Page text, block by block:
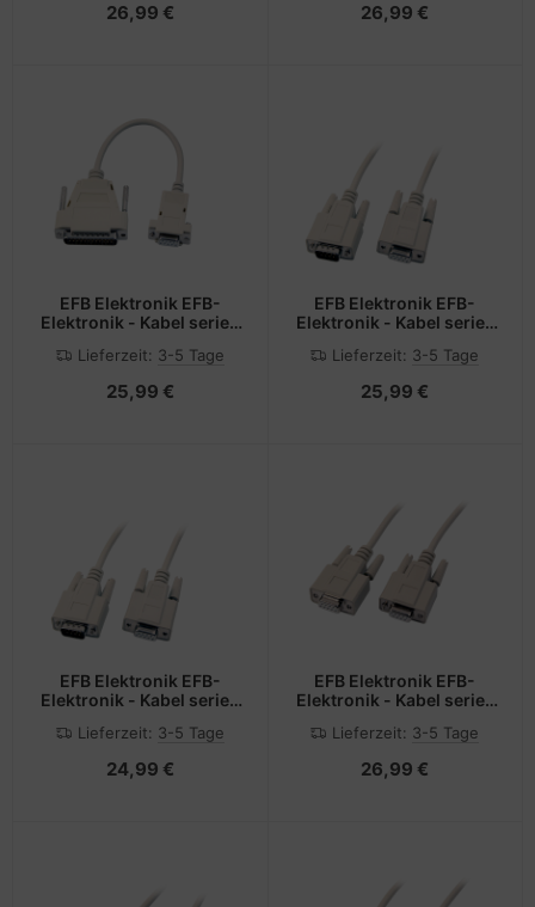
26,99 € 26,99 €
EFB Elektronik EFB-
Elektronik - Kabel seriell
Lieferzeit: 3-5 Tage
25,99 €
EFB Elektronik EFB-
Elektronik - Kabel seriell
Lieferzeit: 3-5 Tage
25,99 €
EFB Elektronik EFB-
Elektronik - Kabel seriell
Lieferzeit: 3-5 Tage
24,99 €
EFB Elektronik EFB-
Elektronik - Kabel seriell
Lieferzeit: 3-5 Tage
26,99 €